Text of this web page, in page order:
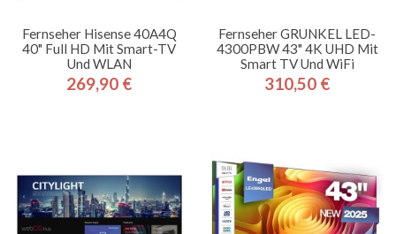
Fernseher Hisense 40A4Q
40" Full HD Mit Smart-TV
Und WLAN
Preis
269,90 €
Fernseher GRUNKEL LED-
4300PBW 43" 4K UHD Mit
Smart TV Und WiFi
Preis
310,50 €